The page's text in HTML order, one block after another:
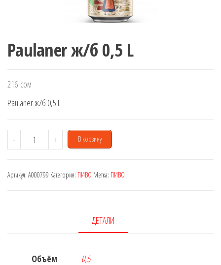
Paulaner ж/б 0,5 L
216 сом
Paulaner ж/б 0,5 L
-
Количество
товара
ж/
+ В корзину
Артикул: A000799 Категория: ПИВО Метка: ПИВО
ДЕТАЛИ
Объём
0,5